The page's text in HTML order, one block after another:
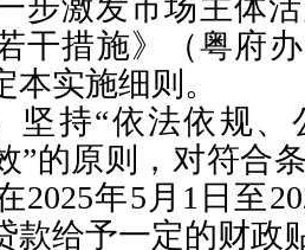
步激发市场主体
干措施》（粤府
本实施细则。
“依法依规、
”的原则，对符合
2025年5月1日至
款给予一定的财政